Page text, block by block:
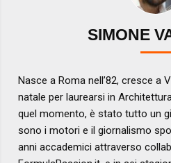
SIMONE
Nasce a Roma nell’82, cresce a
natale per laurearsi in
quel momento, è stato tutto un
sono i motori e il giornalismo
anni accademici attraverso